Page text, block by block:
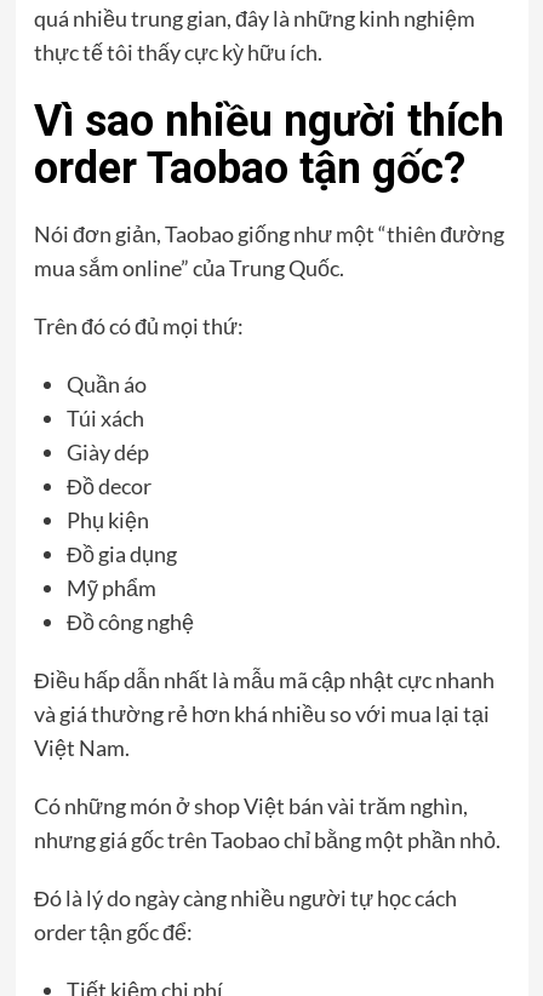
quá nhiều trung gian, đây là những kinh nghiệm
thực tế tôi thấy cực kỳ hữu ích.
Vì sao nhiều người thích
order Taobao tận gốc?
Nói đơn giản, Taobao giống như một “thiên đường
mua sắm online” của Trung Quốc.
Trên đó có đủ mọi thứ:
Quần áo
Túi xách
Giày dép
Đồ decor
Phụ kiện
Đồ gia dụng
Mỹ phẩm
Đồ công nghệ
Điều hấp dẫn nhất là mẫu mã cập nhật cực nhanh
và giá thường rẻ hơn khá nhiều so với mua lại tại
Việt Nam.
Có những món ở shop Việt bán vài trăm nghìn,
nhưng giá gốc trên Taobao chỉ bằng một phần nhỏ.
Đó là lý do ngày càng nhiều người tự học cách
order tận gốc để:
Tiết kiệm chi phí